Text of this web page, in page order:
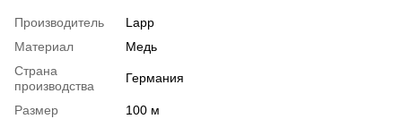
Производитель
Lapp
Материал
Медь
Страна
производства
Германия
Размер
100 м